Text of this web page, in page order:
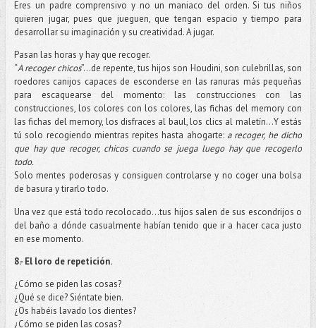
Eres un padre comprensivo y no un maniaco del orden. Si tus niños
quieren jugar, pues que jueguen, que tengan espacio y tiempo para
desarrollar su imaginación y su creatividad. A jugar.
Pasan las horas y hay que recoger.
“A recoger chicos”…de repente, tus hijos son Houdini, son culebrillas, son
roedores canijos capaces de esconderse en las ranuras más pequeñas
para escaquearse del momento: las construcciones con las
construcciones, los colores con los colores, las fichas del memory con
las fichas del memory, los disfraces al baul, los clics al maletín…Y estás
tú solo recogiendo mientras repites hasta ahogarte:a recoger, he dicho
que hay que recoger, chicos cuando se juega luego hay que recogerlo
todo.
Solo mentes poderosas y consiguen controlarse y no coger una bolsa
de basura y tirarlo todo.
Una vez que está todo recolocado…tus hijos salen de sus escondrijos o
del baño a dónde casualmente habían tenido que ir a hacer caca justo
en ese momento.
8.- El loro de repetición.
¿Cómo se piden las cosas?
¿Qué se dice? Siéntate bien.
¿Os habéis lavado los dientes?
¿Cómo se piden las cosas?